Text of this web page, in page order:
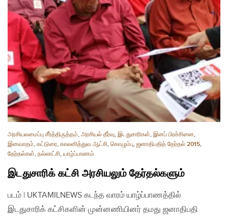
அரசியலமைப்பு சீர்த்திருத்தம், அரசியல் தீர்வு, இடதுசாரிகள், இனப் பிரச்சினை,
இனவாதம், கட்டுரை, காலனித்துவ ஆட்சி, கொழும்பு, ஜனாதிபதித் தேர்தல் 2015,
தேர்தல்கள், நல்லாட்சி, யாழ்ப்பாணம்
இடதுசாரிக் கட்சி அரசியலும் தேர்தல்களும்
படம் | UKTAMILNEWS கடந்த வாரம் யாழ்ப்பாணத்தில்
இடதுசாரிக் கட்சிகளின் முன்னணியினர் தமது ஜனாதிபதி